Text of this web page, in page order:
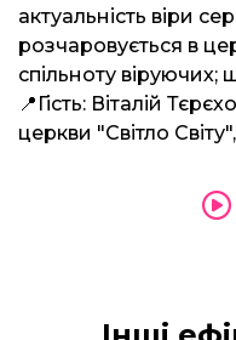
актуальність віри
розчаровується в
спільноту
📍Гість: Віталій
церкви "Світло